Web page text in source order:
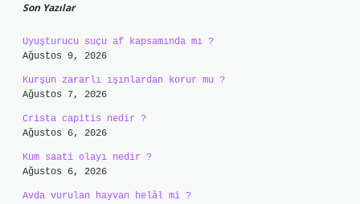
Son Yazılar
Uyuşturucu suçu af kapsamında mı ?
Ağustos 9, 2026
Kurşun zararlı ışınlardan korur mu ?
Ağustos 7, 2026
Crista capitis nedir ?
Ağustos 6, 2026
Kum saati olayı nedir ?
Ağustos 6, 2026
Avda vurulan hayvan helâl mi ?